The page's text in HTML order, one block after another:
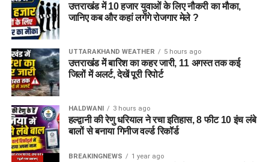
उत्तराखंड में 10 हजार युवाओं के लिए नौकरी का मौका,
जानिए कब और कहां लगेंगे रोजगार मेले ?
UTTARAKHAND WEATHER 5 hours ago
उत्तराखंड में बारिश का कहर जारी, 11 अगस्त तक कई
जिलों में अलर्ट, देखें पूरी रिपोर्ट
HALDWANI 3 hours ago
हल्द्वानी की रेणु धरियाल ने रचा इतिहास, 8 फीट 10 इंच लंबे
बालों से बनाया गिनीज वर्ल्ड रिकॉर्ड
BREAKINGNEWS 1 year ago